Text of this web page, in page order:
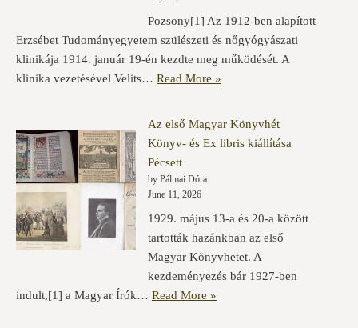
Pozsony[1] Az 1912-ben alapított
Erzsébet Tudományegyetem szülészeti és nőgyógyászati
klinikája 1914. január 19-én kezdte meg működését. A
klinika vezetésével Velits… Read More »
Az első Magyar Könyvhét
Könyv- és Ex libris kiállítása
Pécsett
by Pálmai Dóra
June 11, 2026
1929. május 13-a és 20-a között
tartották hazánkban az első
Magyar Könyvhetet. A
kezdeményezés bár 1927-ben
indult,[1] a Magyar Írók… Read More »